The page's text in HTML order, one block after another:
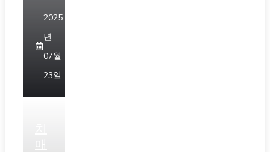
2025
년
07월
23일